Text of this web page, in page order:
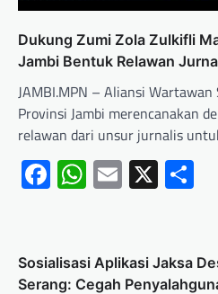
Dukung Zumi Zola Zulkifli
Jambi Bentuk Relawan
JAMBI.MPN – Aliansi Wartawan
Provinsi Jambi merencanakan
relawan dari unsur jurnalis
Facebook
WhatsApp
Email
X
Sosialisasi Aplikasi Jaksa
Serang: Cegah